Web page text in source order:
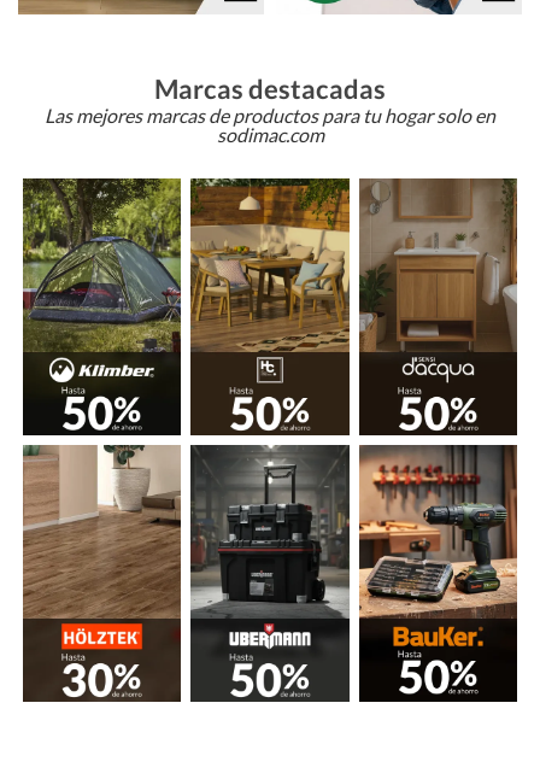
Marcas destacadas
Las mejores marcas de productos para tu hogar solo en
sodimac.com